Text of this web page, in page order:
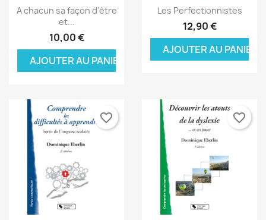
Aperçu rapide
A chacun sa façon d'être
et...
10,00 €
AJOUTER AU PANIER
 Aperçu rapide
Les Perfectionnistes
12,90 €
AJOUTER AU PANIER
favorite_border favorite_border